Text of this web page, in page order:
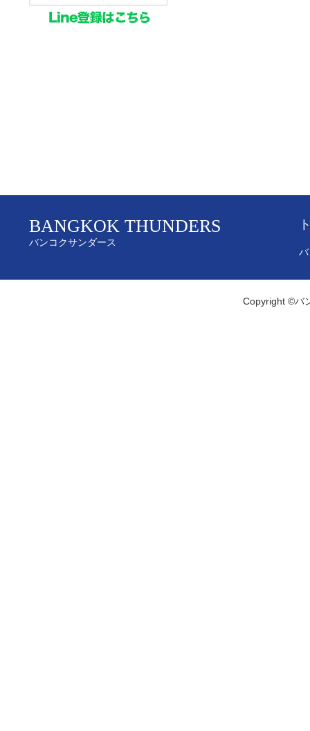
BANGKOK THUNDERS
バンコクサンダース
Copyright ©バ